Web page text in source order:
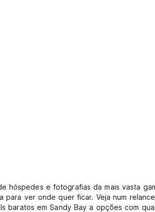
hóspedes e fotografias da mais vasta
ver onde quer ficar. Veja num
baratos em Sandy Bay a opções com